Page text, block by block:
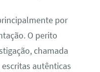
por
O perito
chamada
autênticas